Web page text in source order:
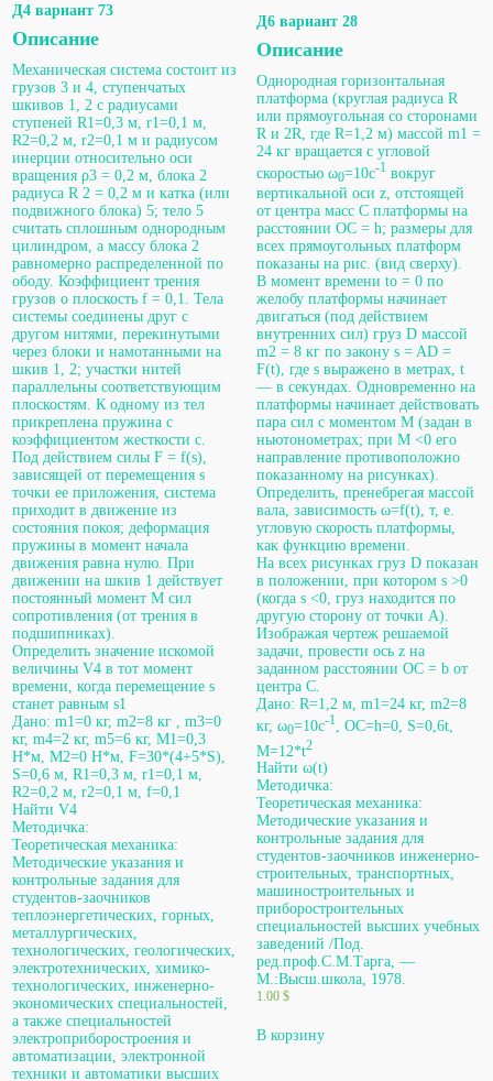
Д4 вариант 73
Описание
Механическая система состоит из
грузов 3 и 4, ступенчатых
шкивов 1, 2 с радиусами
ступеней R1=0,3 м, r1=0,1 м,
R2=0,2 м, r2=0,1 м и радиусом
инерции относительно оси
вращения ρ3 = 0,2 м, блока 2
радиуса R 2 = 0,2 м и катка (или
подвижного блока) 5; тело 5
считать сплошным однородным
цилиндром, а массу блока 2
равномерно распределенной по
ободу. Коэффициент трения
грузов о плоскость f = 0,1. Тела
системы соединены друг с
другом нитями, перекинутыми
через блоки и намотанными на
шкив 1, 2; участки нитей
параллельны соответствующим
плоскостям. К одному из тел
прикреплена пружина с
коэффициентом жесткости с.
Под действием силы F = f(s),
зависящей от перемещения s
точки ее приложения, система
приходит в движение из
состояния покоя; деформация
пружины в момент начала
движения равна нулю. При
движении на шкив 1 действует
постоянный момент М сил
сопротивления (от трения в
подшипниках).
Определить значение искомой
величины V4 в тот момент
времени, когда перемещение s
станет равным s1
Дано: m1=0 кг, m2=8 кг , m3=0
кг, m4=2 кг, m5=6 кг, М1=0,3
Н*м, М2=0 Н*м, F=30*(4+5*S),
S=0,6 м, R1=0,3 м, r1=0,1 м,
R2=0,2 м, r2=0,1 м, f=0,1
Найти V4
Методичка:
Теоретическая механика:
Методические указания и
контрольные задания для
студентов-заочников
теплоэнергетических, горных,
металлургических,
технологических, геологических,
электротехнических, химико-
технологических, инженерно-
экономических специальностей,
а также специальностей
электроприборостроения и
автоматизации, электронной
техники и автоматики высших
Д6 вариант 28
Описание
Однородная горизонтальная
платформа (круглая радиуса R
или прямоугольная со сторонами
R и 2R, где R=1,2 м) массой m1 =
24 кг вращается с угловой
скоростью ω0=10с-1 вокруг
вертикальной оси z, отстоящей
от центра масс С платформы на
расстоянии ОС = h; размеры для
всех прямоугольных платформ
показаны на рис. (вид сверху).
В момент времени to = 0 по
желобу платформы начинает
двигаться (под действием
внутренних сил) груз D массой
m2 = 8 кг по закону s = AD =
F(t), где s выражено в метрах, t
— в секундах. Одновременно на
платформы начинает действовать
пара сил с моментом М (задан в
ньютонометрах; при М <0 его
направление противоположно
показанному на рисунках).
Определить, пренебрегая массой
вала, зависимость ω=f(t), т, е.
угловую скорость платформы,
как функцию времени.
На всех рисунках груз D показан
в положении, при котором s >0
(когда s <0, груз находится по
другую сторону от точки А).
Изображая чертеж решаемой
задачи, провести ось z на
заданном расстоянии ОС = b от
центра С.
Дано: R=1,2 м, m1=24 кг, m2=8
кг, ω0=10с-1, OC=h=0, S=0,6t,
M=12*t2
Найти ω(t)
Методичка:
Теоретическая механика:
Методические указания и
контрольные задания для
студентов-заочников инженерно-
строительных, транспортных,
машиностроительных и
приборостроительных
специальностей высших учебных
заведений /Под.
ред.проф.С.М.Тарга, —
М.:Высш.школа, 1978.
1.00 $
В корзину